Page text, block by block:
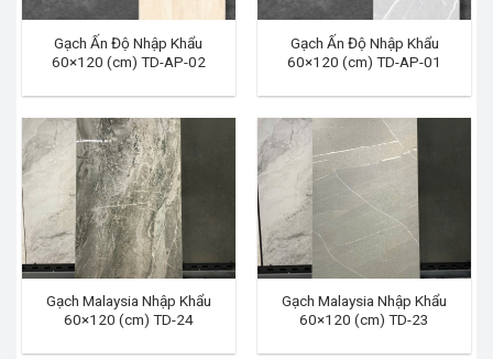
Gạch Ấn Độ Nhập Khẩu
60×120 (cm) TD-AP-02
Gạch Ấn Độ Nhập Khẩu
60×120 (cm) TD-AP-01
Gạch Malaysia Nhập Khẩu
60×120 (cm) TD-24
Gạch Malaysia Nhập Khẩu
60×120 (cm) TD-23